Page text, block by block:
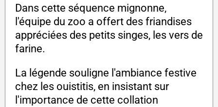
Dans cette séquence mignonne,
l'équipe du zoo a offert des friandises
appréciées des petits singes, les vers de
farine.
La légende souligne l'ambiance festive
chez les ouistitis, en insistant sur
l'importance de cette collation